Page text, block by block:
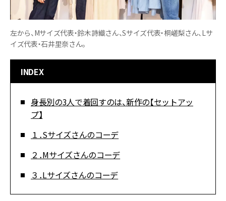
左から、Mサイズ代表・鈴木詩織さん、Sサイズ代表・桐嵯梨さん、Lサ
イズ代表・石井里奈さん。
INDEX
身長別の3人で着回すのは、新作の【セットアッ
プ】
１．Sサイズさんのコーデ
２．Mサイズさんのコーデ
３．Lサイズさんのコーデ